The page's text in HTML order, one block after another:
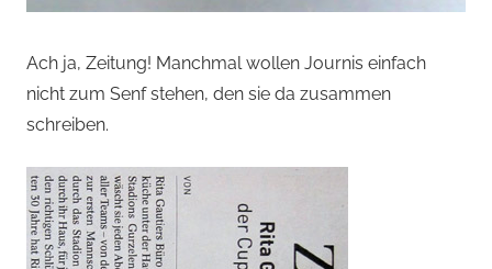
Ach ja, Zeitung! Manchmal wollen Journis einfach
nicht zum Senf stehen, den sie da zusammen
schreiben.